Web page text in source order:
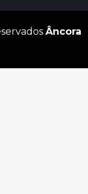
Âncora